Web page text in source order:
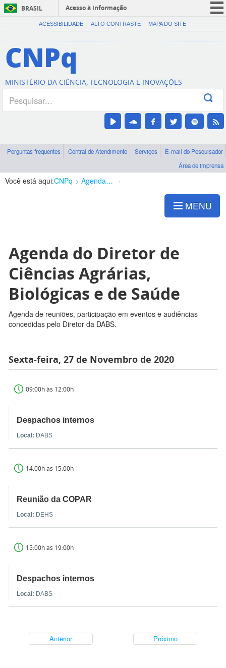
BRASIL
Acesso à informação
CORONAVÍRUS (COVID-19)
Canais
ACESSIBILIDADE ALTO CONTRASTE MAPA DO SITE
CNPq
MINISTÉRIO DA CIÊNCIA, TECNOLOGIA E INOVAÇÕES
Perguntas frequentes Central de Atendimento Serviços
E-mail do Pesquisador
Área de imprensa
Você está aqui:CNPq Agenda de autoridades
MENU
Agenda do Diretor de
Ciências Agrárias,
Biológicas e de Saúde
Agenda de reuniões, participação em eventos e audiências
concedidas pelo Diretor da DABS.
Sexta-feira, 27 de Novembro de 2020
09:00h às 12:00h
Despachos internos
Local: DABS
14:00h às 15:00h
Reunião da COPAR
Local: DEHS
15:00h às 19:00h
Despachos internos
Local: DABS
Anterior Próximo